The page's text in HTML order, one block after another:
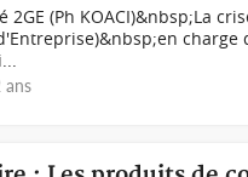
2GE (Ph KOACI)&nbsp;La
ans